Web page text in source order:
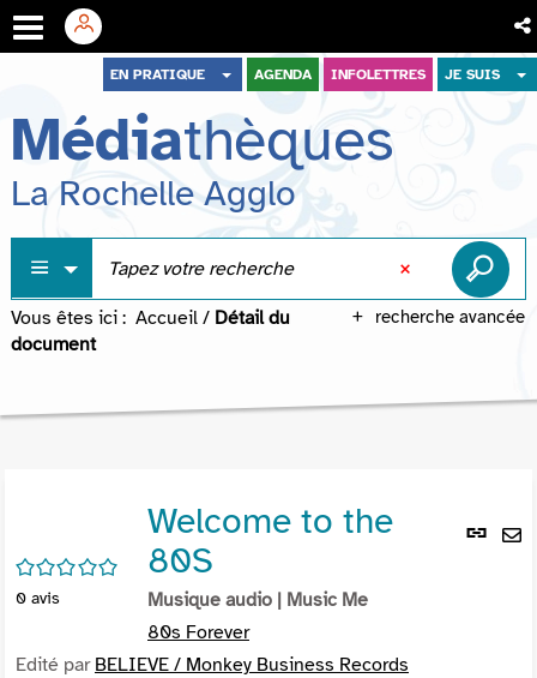
menu
contenu
recherche
EN PRATIQUE AGENDA INFOLETTRES JE SUIS
Médiathèques
La Rochelle Agglo
recherche avancée
Vous êtes ici : Accueil / Détail du
document
Lien
/5
0 avis
Welcome to the
80S
Musique audio | Music Me
80s Forever
Edité par BELIEVE / Monkey Business Records